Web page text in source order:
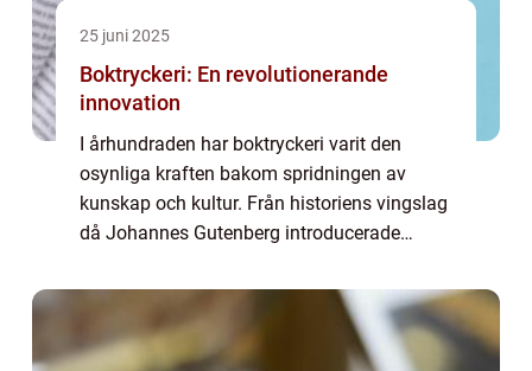
25 juni 2025
Boktryckeri: En revolutionerande
innovation
I århundraden har boktryckeri varit den
osynliga kraften bakom spridningen av
kunskap och kultur. Från historiens vingslag
då Johannes Gutenberg introducerade
revolutionerat sä...